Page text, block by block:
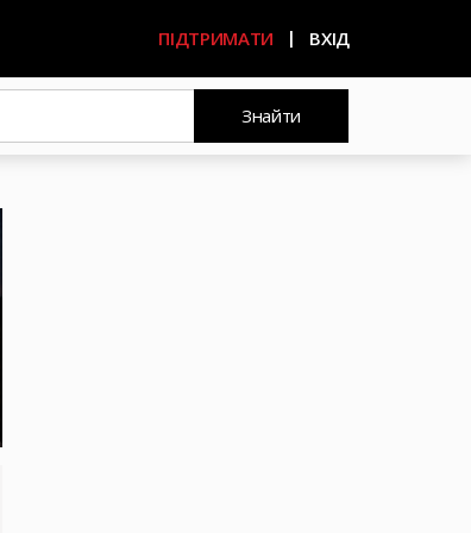
ПІДТРИМАТИ ВХІД
Знайти